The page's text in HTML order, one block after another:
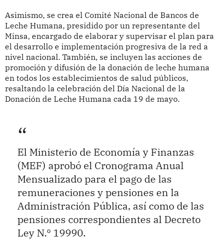
Asimismo, se crea el Comité Nacional de Bancos de
Leche Humana, presidido por un representante del
Minsa, encargado de elaborar y supervisar el plan para
el desarrollo e implementación progresiva de la red a
nivel nacional. También, se incluyen las acciones de
promoción y difusión de la donación de leche humana
en todos los establecimientos de salud públicos,
resaltando la celebración del Día Nacional de la
Donación de Leche Humana cada 19 de mayo.
El Ministerio de Economía y Finanzas
(MEF) aprobó el Cronograma Anual
Mensualizado para el pago de las
remuneraciones y pensiones en la
Administración Pública, así como de las
pensiones correspondientes al Decreto
Ley N.º 19990.